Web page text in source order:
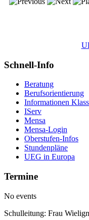
Schnell-Info
Beratung
Berufsorientierung
Informationen
IServ
Mensa
Mensa-Login
Oberstufen-Infos
Stundenpläne
UEG in Europa
Termine
No events
Schulleitung: Frau